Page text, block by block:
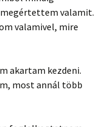
valamit.
valamivel, mire
akartam kezdeni.
most annál több